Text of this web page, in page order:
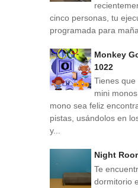
cinco personas, tu
programada para
Monkey
1022
Tienes
mini
mono sea feliz
pistas, usándolos en
y...
Night
Te
dormitorio